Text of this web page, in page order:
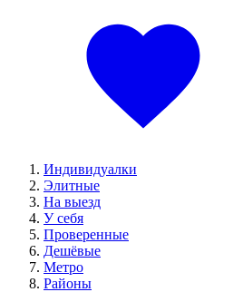
Индивидуалки
Элитные
На выезд
У себя
Проверенные
Дешёвые
Метро
Районы